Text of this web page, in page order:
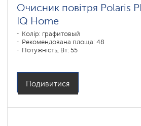
Очисник повітря Polaris
IQ Home
Колір: графитовый
Рекомендована площа: 48
Потужність, Вт: 55
Подивитися